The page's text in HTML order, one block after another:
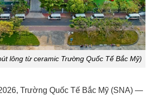
lông từ ceramic Trường Quốc Tế Bắc Mỹ)
Trường Quốc Tế Bắc Mỹ (SNA) —